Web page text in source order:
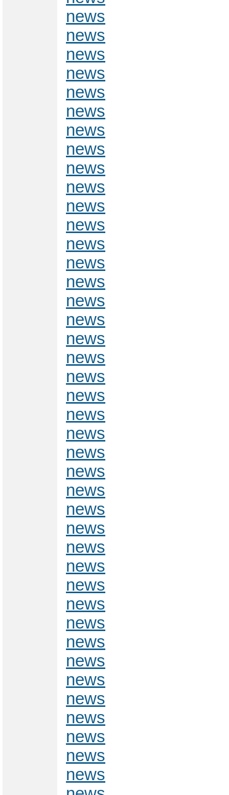
news
news
news
news
news
news
news
news
news
news
news
news
news
news
news
news
news
news
news
news
news
news
news
news
news
news
news
news
news
news
news
news
news
news
news
news
news
news
news
news
news